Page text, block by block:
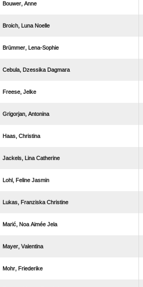
 
  
 
  
 
 
 
  
  
  
   
 
 